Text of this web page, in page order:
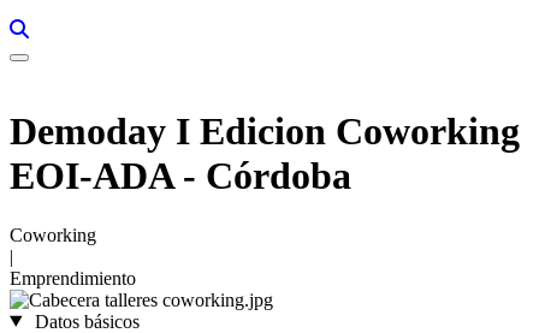
Demoday I Edicion Coworking
EOI-ADA - Córdoba
Coworking
|
Emprendimiento
Datos básicos